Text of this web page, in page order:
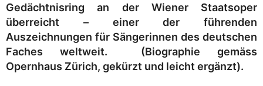
Gedächtnisring an der Wiener Staatsoper
überreicht – einer der führenden
Auszeichnungen für Sängerinnen des deutschen
Faches weltweit. (Biographie gemäss
Opernhaus Zürich, gekürzt und leicht ergänzt).